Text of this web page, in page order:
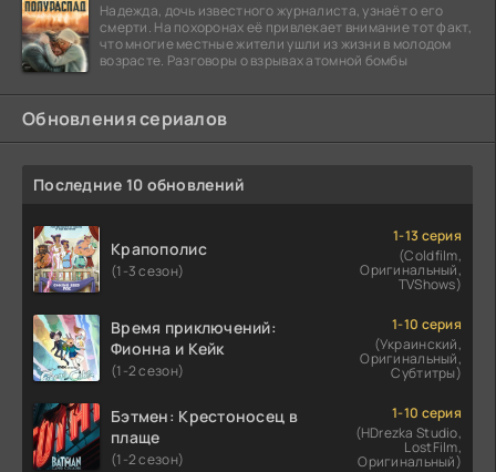
Надежда, дочь известного журналиста, узнаёт о его
смерти. На похоронах её привлекает внимание тот факт,
что многие местные жители ушли из жизни в молодом
возрасте. Разговоры о взрывах атомной бомбы
Обновления сериалов
Последние 10 обновлений
Крапополис
(1-3 сезон)
1-13 серия
(Coldfilm,
Оригинальный,
TVShows)
Время приключений:
Фионна и Кейк
(1-2 сезон)
1-10 серия
(Украинский,
Оригинальный,
Субтитры)
Бэтмен: Крестоносец в
плаще
(1-2 сезон)
1-10 серия
(HDrezka Studio,
LostFilm,
Оригинальный)